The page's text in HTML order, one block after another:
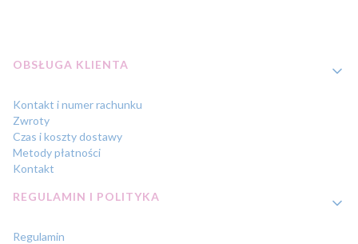
Linki w stopce
OBSŁUGA KLIENTA
Kontakt i numer rachunku
Zwroty
Czas i koszty dostawy
Metody płatności
Kontakt
REGULAMIN I POLITYKA
Regulamin